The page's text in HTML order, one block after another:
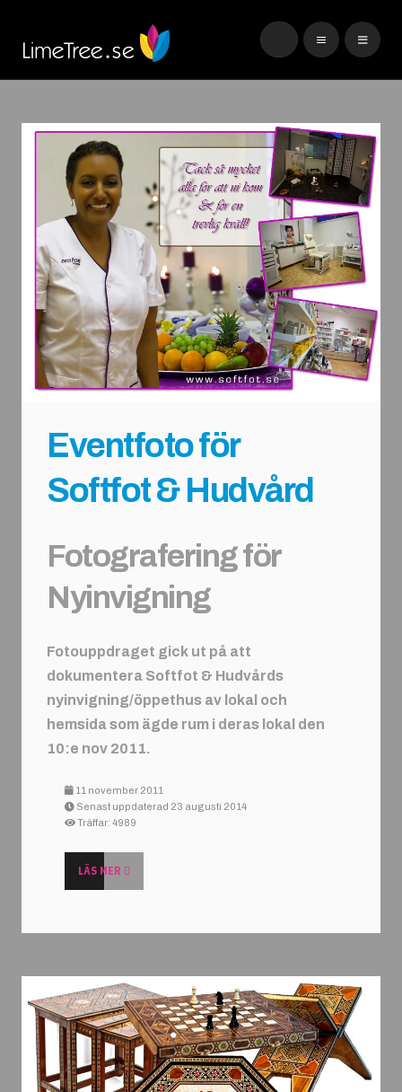
Eventfoto för
Softfot & Hudvård
Fotografering för
Nyinvigning
Fotouppdraget gick ut på att
dokumentera Softfot & Hudvårds
nyinvigning/öppethus av lokal och
hemsida som ägde rum i deras lokal den
10:e nov 2011.
11 november 2011
Senast uppdaterad 23 augusti 2014
Träffar: 4989
LÄS MER